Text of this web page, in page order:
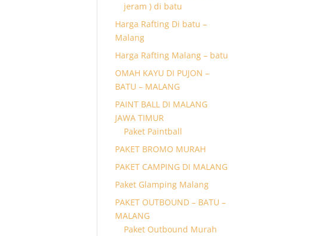
jeram ) di batu
Harga Rafting Di batu –
Malang
Harga Rafting Malang – batu
OMAH KAYU DI PUJON –
BATU – MALANG
PAINT BALL DI MALANG
JAWA TIMUR
Paket Paintball
PAKET BROMO MURAH
PAKET CAMPING DI MALANG
Paket Glamping Malang
PAKET OUTBOUND – BATU –
MALANG
Paket Outbound Murah